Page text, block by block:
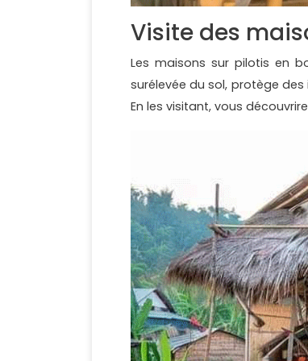
Visite des
Les maisons sur pilotis en
surélevée du sol, protège
En les visitant, vous